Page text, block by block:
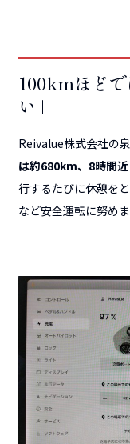
100kmほど
い」
Reivalue株式会社の
は約680km、8時間
行するたびに休憩を
など安全運転に努めま